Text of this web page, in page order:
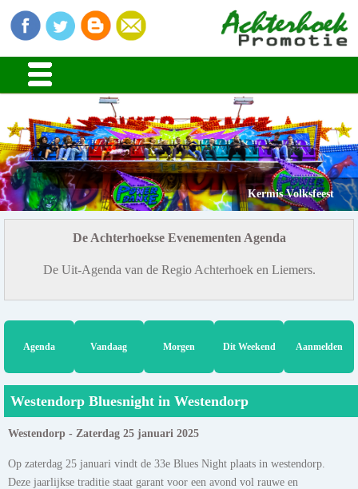
Kermis Volksfeest
De Achterhoekse Evenementen Agenda
De Uit-Agenda van de Regio Achterhoek en Liemers.
Agenda Vandaag Morgen Dit Weekend Aanmelden
Westendorp Bluesnight in Westendorp
Westendorp - Zaterdag 25 januari 2025
Op zaterdag 25 januari vindt de 33e Blues Night plaats in westendorp.
Deze jaarlijkse traditie staat garant voor een avond vol rauwe en